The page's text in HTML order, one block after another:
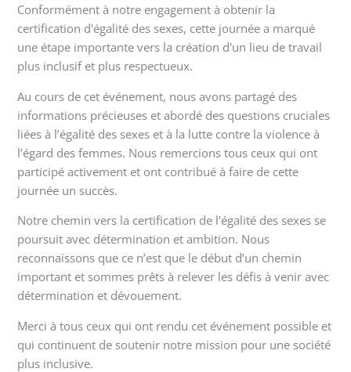
Conformément à notre engagement à obtenir la
certification d'égalité des sexes, cette journée a marqué
une étape importante vers la création d'un lieu de travail
plus inclusif et plus respectueux.
Au cours de cet événement, nous avons partagé des
informations précieuses et abordé des questions cruciales
liées à l’égalité des sexes et à la lutte contre la violence à
l’égard des femmes. Nous remercions tous ceux qui ont
participé activement et ont contribué à faire de cette
journée un succès.
Notre chemin vers la certification de l’égalité des sexes se
poursuit avec détermination et ambition. Nous
reconnaissons que ce n’est que le début d’un chemin
important et sommes prêts à relever les défis à venir avec
détermination et dévouement.
Merci à tous ceux qui ont rendu cet événement possible et
qui continuent de soutenir notre mission pour une société
plus inclusive.